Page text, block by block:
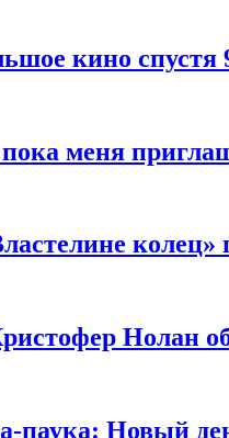
кино спустя
пока меня
колец»
Нолан
паука: Новый